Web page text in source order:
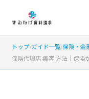
トップ›ガイド一覧›保険・金
保険代理店 集客 方法｜保険